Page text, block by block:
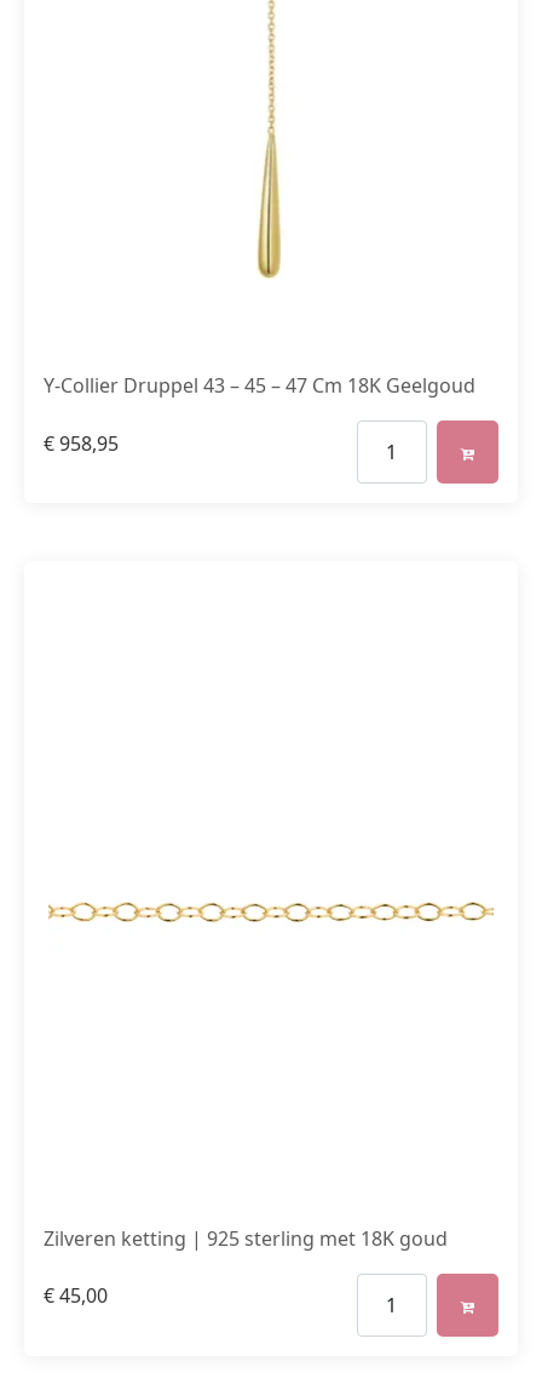
Y-Collier Druppel 43 – 45 – 47 Cm 18K Geelgoud
€958,95
Zilveren ketting | 925 sterling met 18K goud
€45,00